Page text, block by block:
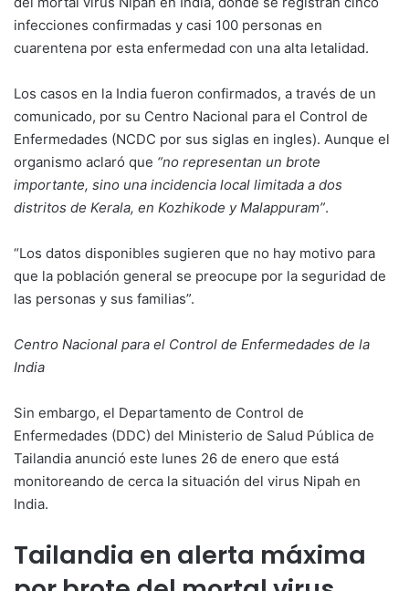
infecciones confirmadas y casi 100 personas en
cuarentena por esta enfermedad con una alta letalidad.
Los casos en la India fueron confirmados, a través de un
comunicado, por su Centro Nacional para el Control de
Enfermedades (NCDC por sus siglas en ingles). Aunque el
organismo aclaró que “no representan un brote
importante, sino una incidencia local limitada a dos
distritos de Kerala, en Kozhikode y Malappuram”.
“Los datos disponibles sugieren que no hay motivo para
que la población general se preocupe por la seguridad de
las personas y sus familias”.
Centro Nacional para el Control de Enfermedades de la
India
Sin embargo, el Departamento de Control de
Enfermedades (DDC) del Ministerio de Salud Pública de
Tailandia anunció este lunes 26 de enero que está
monitoreando de cerca la situación del virus Nipah en
India.
Tailandia en alerta máxima